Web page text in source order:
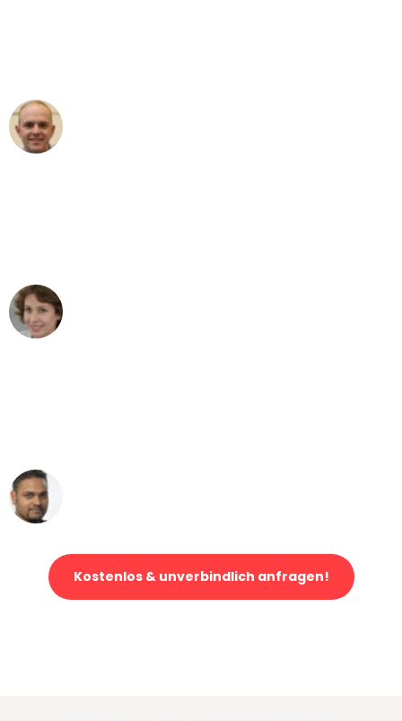
Kostenlos & unverbindlich anfragen!